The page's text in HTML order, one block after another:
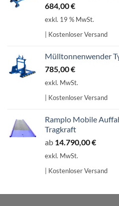
684,00€
exkl. 19 % MwSt.
| Kostenloser Versand
Mülltonnenwender
785,00€
exkl. MwSt.
| Kostenloser Versand
Ramplo Mobile
Tragkraft
ab 14.790,00€
exkl. MwSt.
| Kostenloser Versand